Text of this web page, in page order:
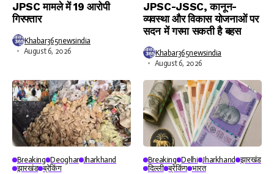
JPSC मामले में 19 आरोपी
गिरफ्तार
Khabar365newsindia
August 6, 2026
JPSC-JSSC, कानून-
व्यवस्था और विकास योजनाओं पर
सदन में गरमा सकती है बहस
Khabar365newsindia
August 6, 2026
Breaking Deoghar Jharkhand
झारखंड ब्रेकिंग
Breaking Delhi Jharkhand
झारखंड
दिल्ली ब्रेकिंग भारत